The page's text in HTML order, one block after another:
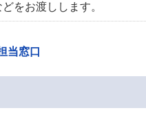
をお渡しします。
当窓口